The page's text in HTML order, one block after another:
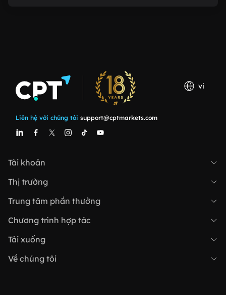
Liên hệ với chúng tôi support@cptmarkets.com
vi
Tài khoản
Tài khoản tiêu chuẩn
Tài khoản ECN
Tài khoản MAM
Thị trường
Học viện CPT
Tin tức thị trường
Trung tâm phần thưởng
Khuyến mãi mới nhất
Chương trình hợp tác
Nhà môi giới giới thiệu (IB)
Đối tác liên kết CPA
Tải xuống
Ứng dụng độc quyền CPT
Về chúng tôi